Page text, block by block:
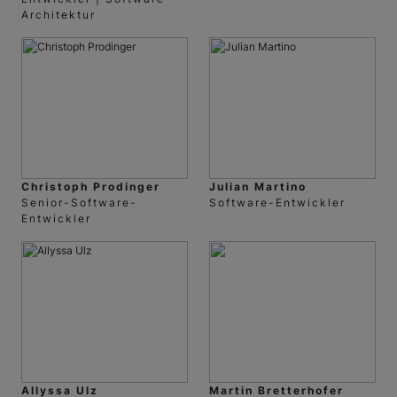
Architektur
Christoph Prodinger
Senior-Software-
Entwickler
Julian Martino
Software-Entwickler
Allyssa Ulz Martin Bretterhofer